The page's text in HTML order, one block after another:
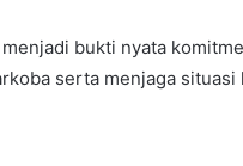
bukti nyata
serta menjaga